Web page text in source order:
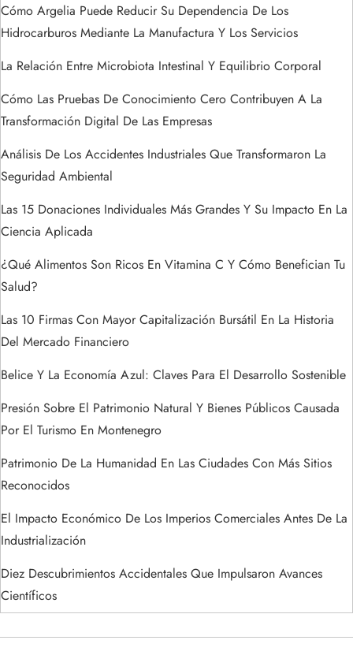
n
d
e
e
n
t
r
a
d
a
s
Cómo Argelia Puede Reducir Su Dependencia De Los
Hidrocarburos Mediante La Manufactura Y Los Servicios
La Relación Entre Microbiota Intestinal Y Equilibrio Corporal
Cómo Las Pruebas De Conocimiento Cero Contribuyen A La
Transformación Digital De Las Empresas
Análisis De Los Accidentes Industriales Que Transformaron La
Seguridad Ambiental
Las 15 Donaciones Individuales Más Grandes Y Su Impacto En La
Ciencia Aplicada
¿Qué Alimentos Son Ricos En Vitamina C Y Cómo Benefician Tu
Salud?
Las 10 Firmas Con Mayor Capitalización Bursátil En La Historia
Del Mercado Financiero
Belice Y La Economía Azul: Claves Para El Desarrollo Sostenible
Presión Sobre El Patrimonio Natural Y Bienes Públicos Causada
Por El Turismo En Montenegro
Patrimonio De La Humanidad En Las Ciudades Con Más Sitios
Reconocidos
El Impacto Económico De Los Imperios Comerciales Antes De La
Industrialización
Diez Descubrimientos Accidentales Que Impulsaron Avances
Científicos